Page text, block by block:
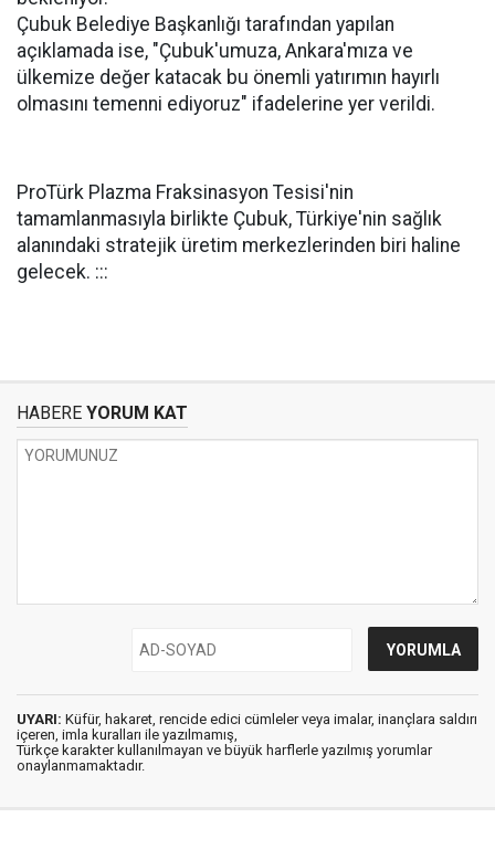
Çubuk Belediye Başkanlığı tarafından yapılan
açıklamada ise, "Çubuk'umuza, Ankara'mıza ve
ülkemize değer katacak bu önemli yatırımın hayırlı
olmasını temenni ediyoruz" ifadelerine yer verildi.
ProTürk Plazma Fraksinasyon Tesisi'nin
tamamlanmasıyla birlikte Çubuk, Türkiye'nin sağlık
alanındaki stratejik üretim merkezlerinden biri haline
gelecek. :::
HABERE YORUM KAT
UYARI: Küfür, hakaret, rencide edici cümleler veya imalar, inançlara saldırı
içeren, imla kuralları ile yazılmamış,
Türkçe karakter kullanılmayan ve büyük harflerle yazılmış yorumlar
onaylanmamaktadır.